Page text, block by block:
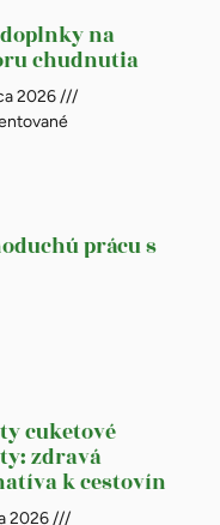
doplnky na
chudnutia
2026
prácu s
cuketové
zdravá
k cestovín
2026